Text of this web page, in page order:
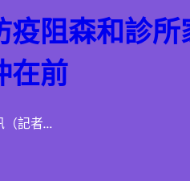
疫阻森和診所
在前
（記者…